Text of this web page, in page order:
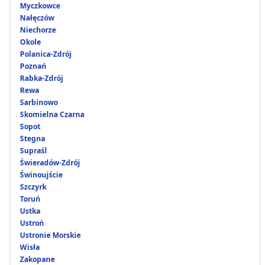
Myczkowce
Nałęczów
Niechorze
Okole
Polanica-Zdrój
Poznań
Rabka-Zdrój
Rewa
Sarbinowo
Skomielna Czarna
Sopot
Stegna
Supraśl
Świeradów-Zdrój
Świnoujście
Szczyrk
Toruń
Ustka
Ustroń
Ustronie Morskie
Wisła
Zakopane